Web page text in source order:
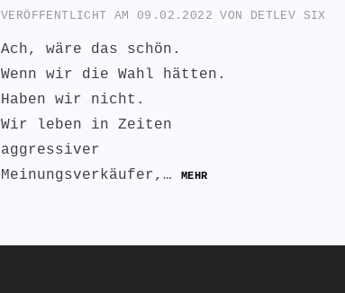
VERÖFFENTLICHT AM 09.02.2022 VON DETLEV SIX
Ach, wäre das schön.
Wenn wir die Wahl hätten.
Haben wir nicht.
Wir leben in Zeiten
aggressiver
Meinungsverkäufer,…
MEHR